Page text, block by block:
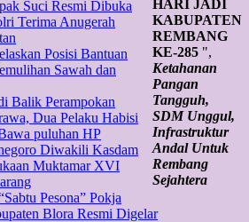
HARI JADI
KABUPATEN
REMBANG
KE-285 ",
Ketahanan
Pangan
Tangguh,
SDM Unggul,
Infrastruktur
Andal Untuk
Rembang
Sejahtera
Suci Resmi Dibuka
Terima Anugerah
Posisi Bantuan
Sawah dan
Balik Perampokan
Dua Pelaku Habisi
puluhan HP
Diwakili Kasdam
Muktamar XVI
Pesona” Pokja
Blora Resmi Digelar